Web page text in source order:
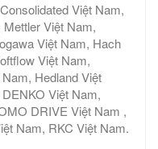
Việt Nam,
Việt Nam,
Việt Nam, Hach
Việt Nam,
Hedland Việt
Việt Nam,
DRIVE Việt Nam ,
Nam, RKC Việt Nam.